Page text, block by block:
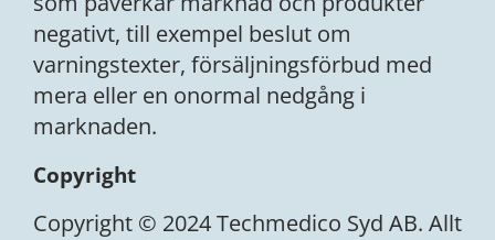
negativt, till exempel beslut om
varningstexter, försäljningsförbud med
mera eller en onormal nedgång i
marknaden.
Copyright
Copyright © 2024 Techmedico Syd AB. Allt